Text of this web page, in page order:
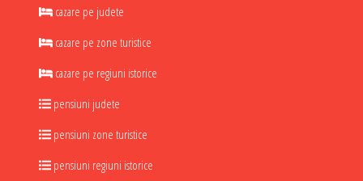
cazare pe judete
cazare pe zone turistice
cazare pe regiuni istorice
pensiuni judete
pensiuni zone turistice
pensiuni regiuni istorice